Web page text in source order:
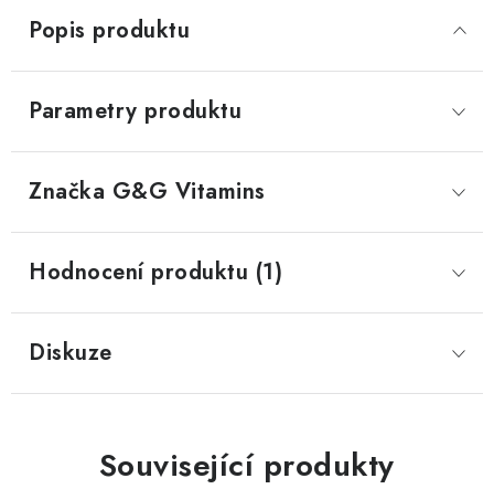
Popis produktu
Parametry produktu
Značka G&G Vitamins
Hodnocení produktu (1)
Diskuze
Související produkty